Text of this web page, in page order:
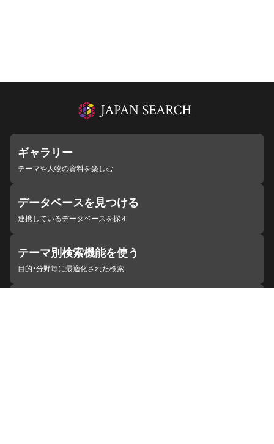
ギャラリー
テーマや人物の資料を楽しむ
データベースを見つける
連携しているデータベースを探す
テーマ別検索機能を使う
目的・分野毎に最適化された検索